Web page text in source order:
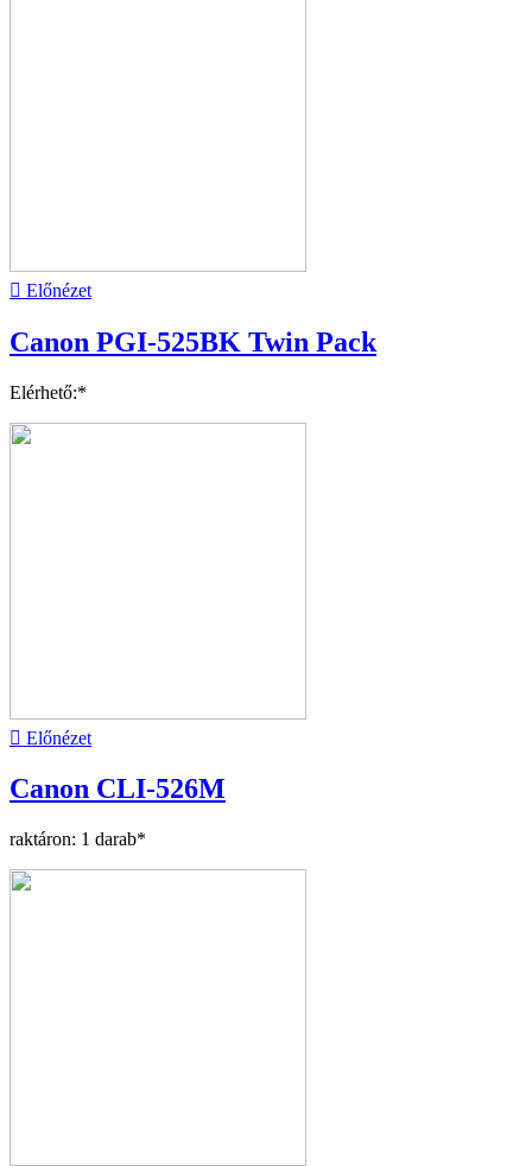
 Előnézet
Canon PGI-525BK Twin Pack
Elérhető:*
 Előnézet
Canon CLI-526M
raktáron: 1 darab*